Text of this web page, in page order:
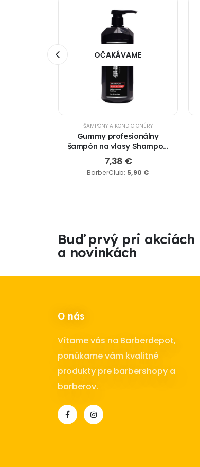
OČAKÁVAME
ŠAMPÓNY A KONDICIONÉRY
Gummy profesionálny
šampón na vlasy Shampoo
Hair Expert 1000ml.
7,38 €
BarberClub: 5,90 €
Buď prvý pri akciách
a novinkách
O nás
Vítame vás na Barberdepot,
ponúkame vám kvalitné
produkty pre barbershopy a
barberov.